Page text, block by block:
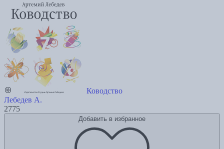
Ководство
Лебедев А.
2775
Добавить в избранное